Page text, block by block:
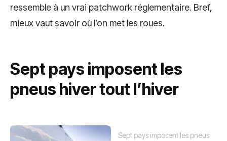
ressemble à un vrai patchwork réglementaire. Bref,
mieux vaut savoir où l’on met les roues.
Sept pays imposent les
pneus hiver tout l’hiver
Sept pays imposent les pneus